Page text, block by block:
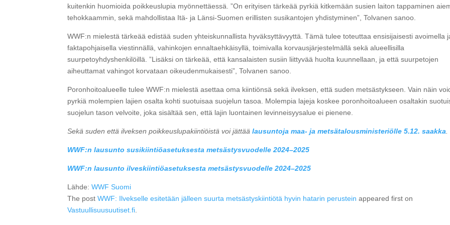
kuitenkin huomioida poikkeuslupia myönnettäessä. ”On erityisen tärkeää pyrkiä kitkemään susien laiton tappaminen
tehokkaammin, sekä mahdollistaa Itä- ja Länsi-Suomen erillisten susikantojen yhdistyminen”, Tolvanen sanoo.
WWF:n mielestä tärkeää edistää suden yhteiskunnallista hyväksyttävyyttä. Tämä tulee toteuttaa ensisijaisesti avoimella
faktapohjaisella viestinnällä, vahinkojen ennaltaehkäisyllä, toimivalla korvausjärjestelmällä sekä alueellisilla
suurpetoyhdyshenkilöillä. ”Lisäksi on tärkeää, että kansalaisten susiin liittyvää huolta kuunnellaan, ja että suurpetojen
aiheuttamat vahingot korvataan oikeudenmukaisesti”, Tolvanen sanoo.
Poronhoitoalueelle tulee WWF:n mielestä asettaa oma kiintiönsä sekä ilveksen, että suden metsästykseen. Vain näin
pyrkiä molempien lajien osalta kohti suotuisaa suojelun tasoa. Molempia lajeja koskee poronhoitoalueen osaltakin
suojelun tason velvoite, joka sisältää sen, että lajin luontainen levinneisyysalue ei pienene.
Sekä suden että ilveksen poikkeuslupakiintiöistä voi jättäälausuntoja maa- ja metsätalousministeriölle 5.12. saakka
WWF:n lausunto susikiintiöasetuksesta metsästysvuodelle 2024–2025
WWF:n lausunto ilveskiintiöasetuksesta metsästysvuodelle 2024–2025
Lähde:WWF Suomi
The postWWF: Ilvekselle esitetään jälleen suurta metsästyskiintiötä hyvin hatarin perustein appeared first on
Vastuullisuusuutiset.fi